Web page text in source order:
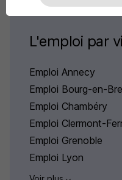
L'emploi par
Emploi Annecy
Emploi Bourg-en-
Emploi Chambéry
Emploi Clermont-
Emploi Grenoble
Emploi Lyon